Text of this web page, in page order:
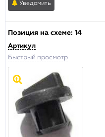
Уведомить
Позиция на схеме: 14
Артикул
Быстрый просмотр